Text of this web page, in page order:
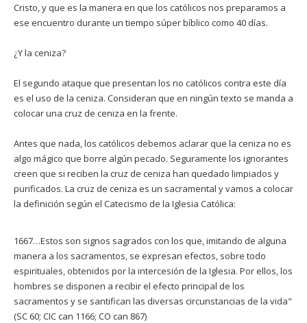
Cristo, y que es la manera en que los católicos nos preparamos a
ese encuentro durante un tiempo súper bíblico como 40 días.
¿Y la ceniza?
El segundo ataque que presentan los no católicos contra este día
es el uso de la ceniza. Consideran que en ningún texto se manda a
colocar una cruz de ceniza en la frente.
Antes que nada, los católicos debemos aclarar que la ceniza no es
algo mágico que borre algún pecado. Seguramente los ignorantes
creen que si reciben la cruz de ceniza han quedado limpiados y
purificados. La cruz de ceniza es un sacramental y vamos a colocar
la definición según el Catecismo de la Iglesia Católica:
1667…Estos son signos sagrados con los que, imitando de alguna
manera a los sacramentos, se expresan efectos, sobre todo
espirituales, obtenidos por la intercesión de la Iglesia. Por ellos, los
hombres se disponen a recibir el efecto principal de los
sacramentos y se santifican las diversas circunstancias de la vida"
(SC 60; CIC can 1166; CO can 867)